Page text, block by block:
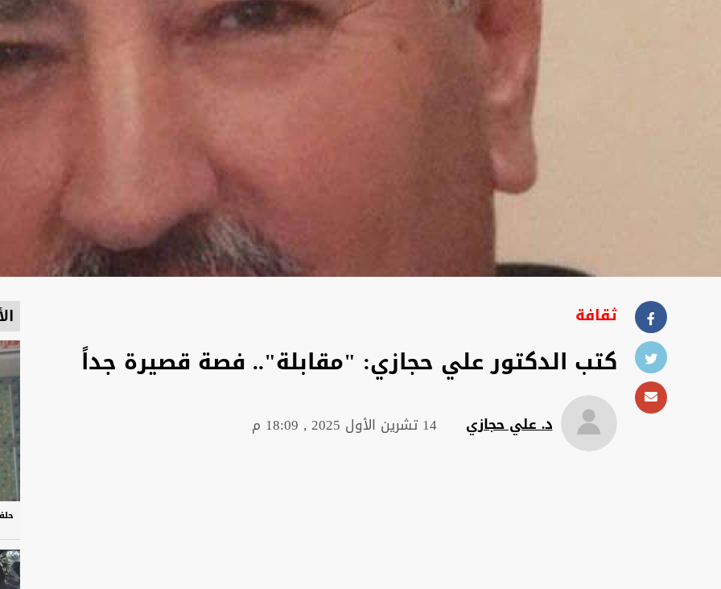
ثقافة
كتب الدكتور علي حجازي: "مقابلة".. فصة قصيرة جداً
د. علي حجازي 14 تشرين الأول 2025 , 18:09 م